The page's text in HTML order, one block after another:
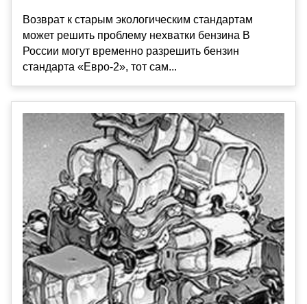
Возврат к старым экологическим стандартам
может решить проблему нехватки бензина В
России могут временно разрешить бензин
стандарта «Евро-2», тот сам...